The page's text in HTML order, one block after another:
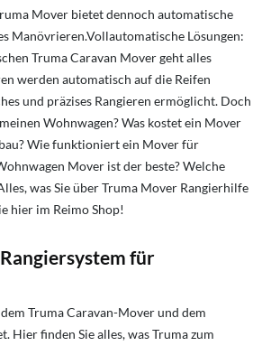
Mover bietet dennoch automatische
Manövrieren.Vollautomatische Lösungen:
Truma Caravan Mover geht alles
werden automatisch auf die Reifen
und präzises Rangieren ermöglicht. Doch
Wohnwagen?Was kostet ein Mover
Wie funktioniert ein Mover für
Mover ist der beste?Welche
was Sie über Truma Mover Rangierhilfe
hier im Reimo Shop!
für
Truma Caravan-Mover und dem
Hier finden Sie alles, was Truma zum